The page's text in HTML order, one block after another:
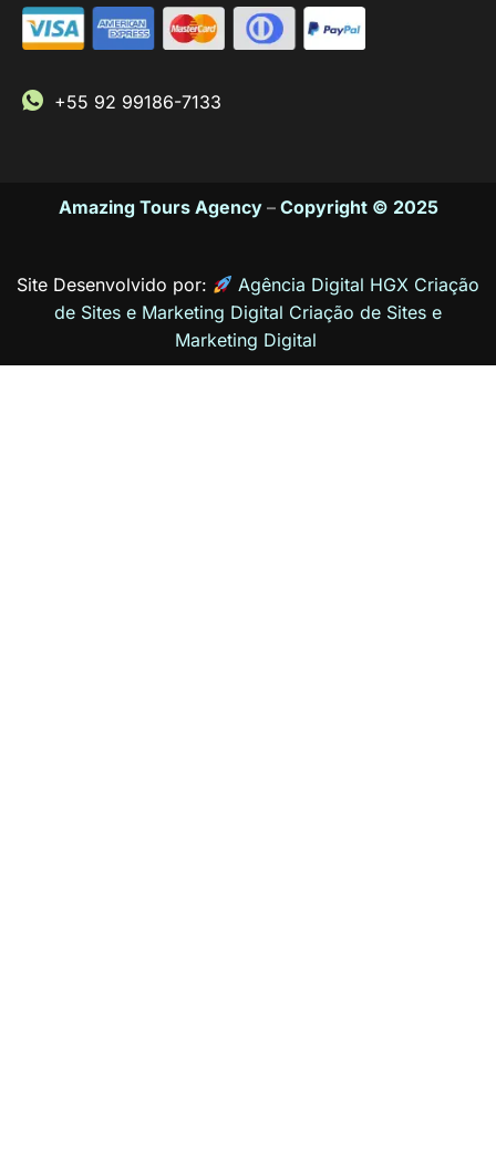
+55 92 99186-7133
Amazing Tours Agency– Copyright © 2025
Site Desenvolvido por:
Agência Digital HGX Criação
de Sites e Marketing Digital Criação de Sites e
Marketing Digital